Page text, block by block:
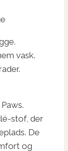
vask.
stof, der
De
og